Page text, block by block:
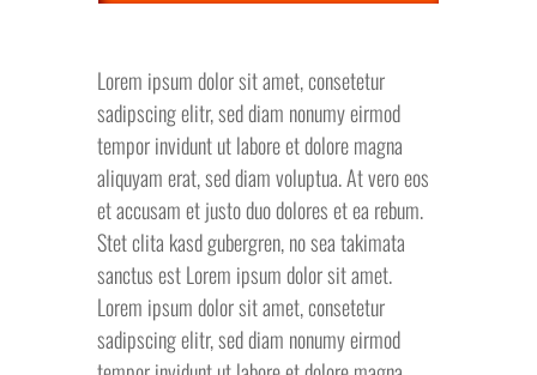
Lorem ipsum dolor sit amet, consetetur
sadipscing elitr, sed diam nonumy eirmod
tempor invidunt ut labore et dolore magna
aliquyam erat, sed diam voluptua. At vero eos
et accusam et justo duo dolores et ea rebum.
Stet clita kasd gubergren, no sea takimata
sanctus est Lorem ipsum dolor sit amet.
Lorem ipsum dolor sit amet, consetetur
sadipscing elitr, sed diam nonumy eirmod